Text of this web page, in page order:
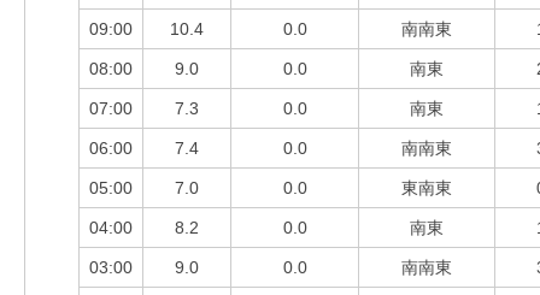
09:00 10.4 0.0 南南東
08:00 9.0 0.0 南東
07:00 7.3 0.0 南東
06:00 7.4 0.0 南南東
05:00 7.0 0.0 東南東
04:00 8.2 0.0 南東
03:00 9.0 0.0 南南東